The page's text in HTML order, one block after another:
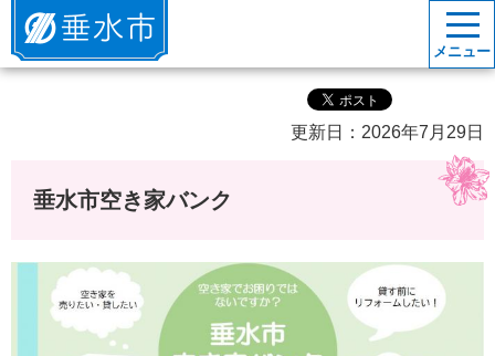
垂水市
メニュー
更新日：2026年7月29日
垂水市空き家バンク